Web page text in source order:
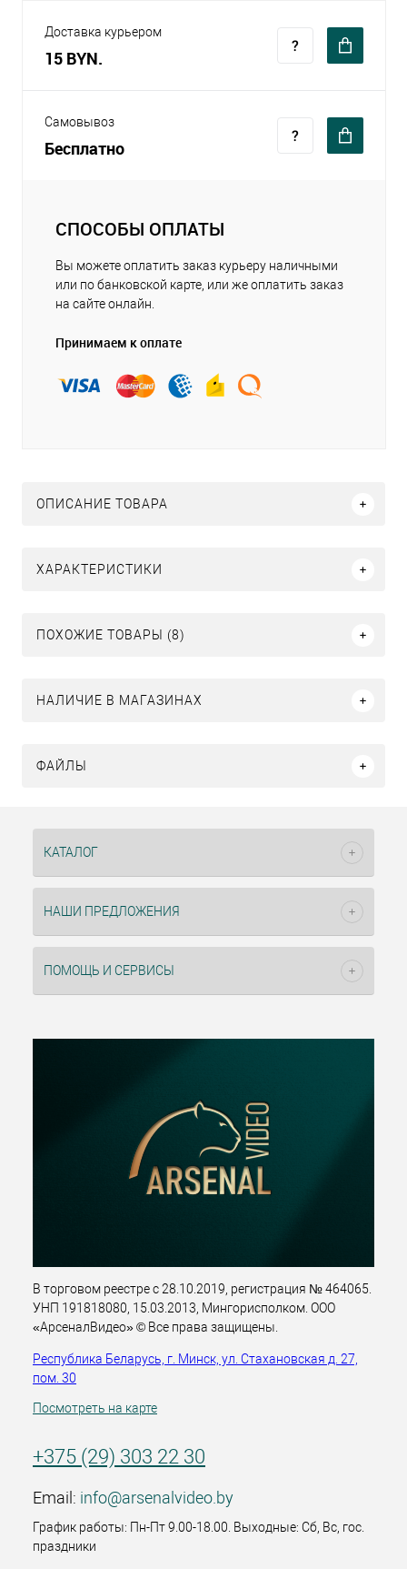
Доставка курьером
15 BYN.
Самовывоз
Бесплатно
СПОСОБЫ ОПЛАТЫ
Вы можете оплатить заказ курьеру наличными
или по банковской карте, или же оплатить заказ
на сайте онлайн.
Принимаем к оплате
ОПИСАНИЕ ТОВАРА
ХАРАКТЕРИСТИКИ
ПОХОЖИЕ ТОВАРЫ (8)
НАЛИЧИЕ В МАГАЗИНАХ
ФАЙЛЫ
КАТАЛОГ
НАШИ ПРЕДЛОЖЕНИЯ
ПОМОЩЬ И СЕРВИСЫ
В торговом реестре с 28.10.2019, регистрация № 464065.
УНП 191818080, 15.03.2013, Мингорисполком. ООО
«АрсеналВидео» © Все права защищены.
Республика Беларусь, г. Минск, ул. Стахановская д. 27,
пом. 30
Посмотреть на карте
+375 (29) 303 22 30
Email: info@arsenalvideo.by
График работы: Пн-Пт 9.00-18.00. Выходные: Сб, Вс, гос.
праздники